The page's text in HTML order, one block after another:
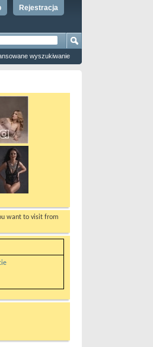
Rejestracja
wyszukiwanie
want to visit from